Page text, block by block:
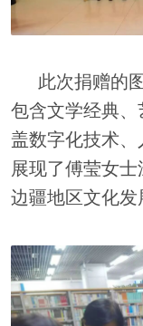
此次捐赠的图
包含文学经典
盖数字化技术
展现了傅莹女
边疆地区文化发